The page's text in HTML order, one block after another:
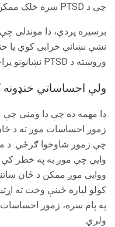
چې د PTSD سره خلک ممکن احساسات څرګند کړي.
نښې نښانې خرابې کوي یا
وروسته د PTSD نښانونو پراختیا کې هم مرسته کوي.
ولې احساساتي خنډونه
دا مهمه ده چې دا ومني چې
زموږ احساسات موږ ته د
چې زموږ شاوخوا ګرځي. د
وایي چې موږ به په خطر
ووایی موږ ممکن د ځان
کولو لپاره ځینې وخت ته
په پام سره، زموږ
ولري.